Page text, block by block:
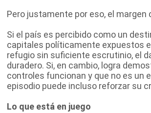
Pero justamente por eso, el margen
Si el país es percibido como un
capitales políticamente expuestos
refugio sin suficiente escrutinio, el
duradero. Si, en cambio, logra
controles funcionan y que no es un
episodio puede incluso reforzar su
Lo que está en juego